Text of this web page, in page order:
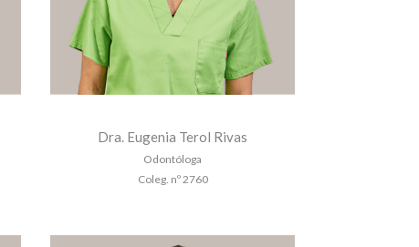
Dra. Eugenia Terol Rivas
Odontóloga
Coleg. nº 2760